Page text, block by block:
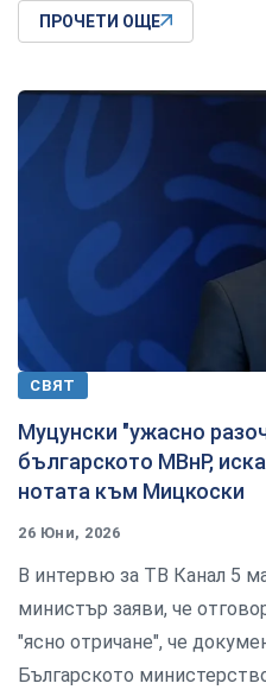
ПРОЧЕТИ ОЩЕ
СВЯТ
Муцунски "ужасно
българското МВнР,
нотата към Мицкоски
26 Юни, 2026
В интервю за ТВ Канал 5
министър заяви, че
"ясно отричане", че
Българското